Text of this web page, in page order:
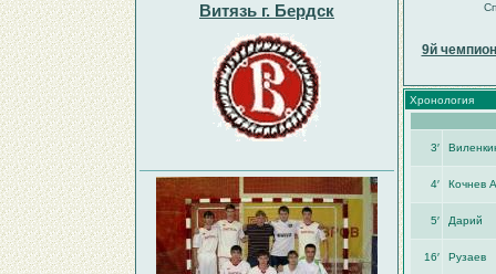
Витязь г. Бердск
9й
Хронология
3′
4′ Кочнев
5′ Дарий
16′ Рузаев